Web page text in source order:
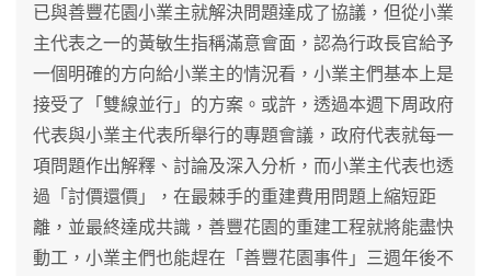
已與善豐花園小業主就解決問題達成了協議，但從小業
主代表之一的黃敏生指稱滿意會面，認為行政長官給予
一個明確的方向給小業主的情況看，小業主們基本上是
接受了「雙線並行」的方案。或許，透過本週下周政府
代表與小業主代表所舉行的專題會議，政府代表就每一
項問題作出解釋、討論及深入分析，而小業主代表也透
過「討價還價」，在最棘手的重建費用問題上縮短距
離，並最終達成共識，善豐花園的重建工程就將能盡快
動工，小業主們也能趕在「善豐花園事件」三週年後不